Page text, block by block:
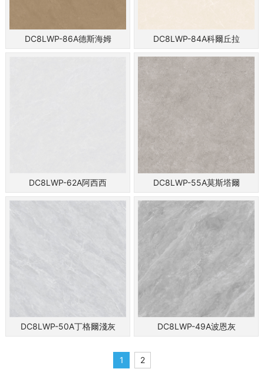
DC8LWP-86A德斯海姆 DC8LWP-84A科爾丘拉
DC8LWP-62A阿西西 DC8LWP-55A莫斯塔爾
DC8LWP-50A丁格爾淺灰 DC8LWP-49A波恩灰
1 2